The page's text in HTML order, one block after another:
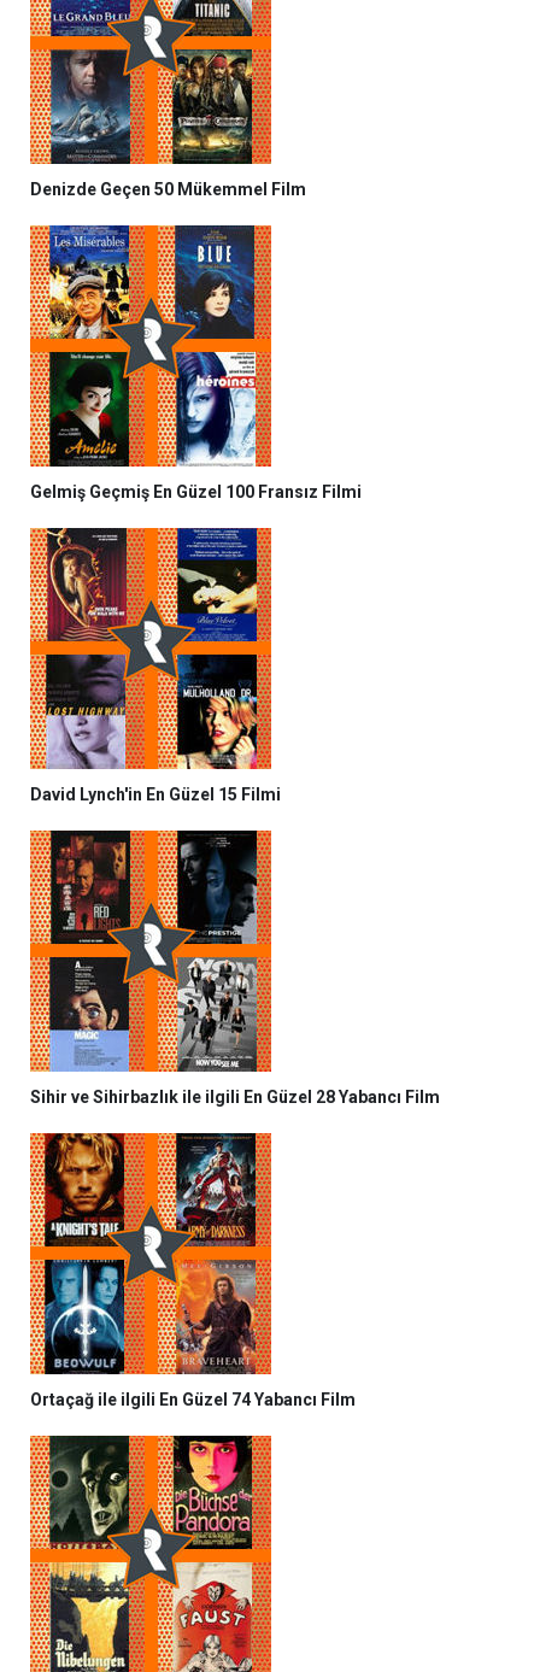
Denizde Geçen 50 Mükemmel Film
Gelmiş Geçmiş En Güzel 100 Fransız Filmi
David Lynch'in En Güzel 15 Filmi
Sihir ve Sihirbazlık ile ilgili En Güzel 28 Yabancı Film
Ortaçağ ile ilgili En Güzel 74 Yabancı Film